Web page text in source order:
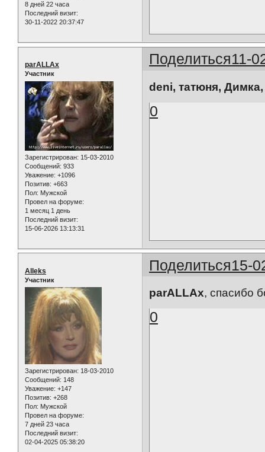
8 дней 22 часа
Последний визит:
30-11-2022 20:37:47
Поделиться11-
parALLAx
Участник
Зарегистрирован: 15-03-2010
Сообщений: 933
Уважение: +1096
Позитив: +663
Пол: Мужской
Провел на форуме:
1 месяц 1 день
Последний визит:
15-06-2026 13:13:31
deni, татюня,
0
Поделиться15-
Alleks
Участник
Зарегистрирован: 18-03-2010
Сообщений: 148
Уважение: +147
Позитив: +268
Пол: Мужской
Провел на форуме:
7 дней 23 часа
Последний визит:
02-04-2025 05:38:20
parALLAx, спасибо
0